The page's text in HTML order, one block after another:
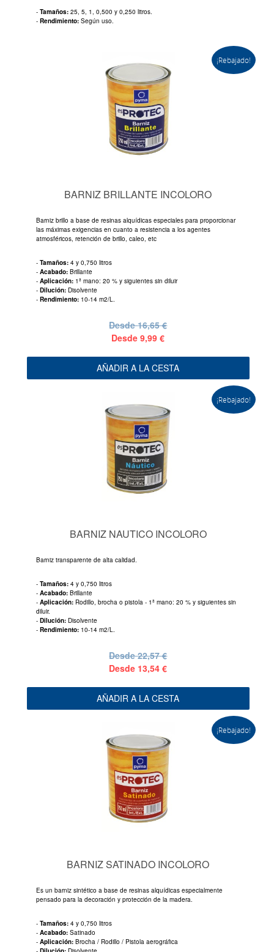
- Tamaños: 25, 5, 1, 0,500 y 0,250 litros.
- Rendimiento: Según uso.
¡Rebajado!
BARNIZ BRILLANTE INCOLORO
Barniz brillo a base de resinas alquídicas especiales para proporcionar
las máximas exigencias en cuanto a resistencia a los agentes
atmosféricos, retención de brillo, caleo, etc
- Tamaños: 4 y 0,750 litros
- Acabado: Brillante
- Aplicación: 1ª mano: 20 % y siguientes sin diluir
- Dilución: Disolvente
- Rendimiento: 10-14 m2/L.
Desde16,65 €
Desde9,99 €
AÑADIR A LA CESTA
¡Rebajado!
BARNIZ NAUTICO INCOLORO
Barniz transparente de alta calidad.
- Tamaños: 4 y 0,750 litros
- Acabado: Brillante
- Aplicación: Rodillo, brocha o pistola - 1ª mano: 20 % y siguientes sin
diluir.
- Dilución: Disolvente
- Rendimiento: 10-14 m2/L.
Desde22,57 €
Desde 13,54 €
AÑADIR A LA CESTA
¡Rebajado!
BARNIZ SATINADO INCOLORO
Es un barniz sintético a base de resinas alquídicas especialmente
pensado para la decoración y protección de la madera.
- Tamaños: 4 y 0,750 litros
- Acabado: Satinado
- Aplicación: Brocha / Rodillo / Pistola aerográfica